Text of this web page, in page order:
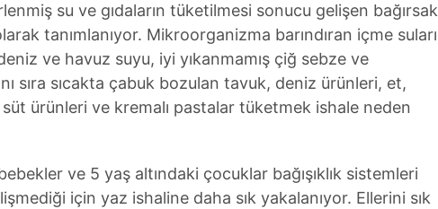
su ve gıdaların tüketilmesi sonucu gelişen bağırsak
tanımlanıyor. Mikroorganizma barındıran içme suları
ve havuz suyu, iyi yıkanmamış çiğ sebze ve
sıra sıcakta çabuk bozulan tavuk, deniz ürünleri, et,
süt ürünleri ve kremalı pastalar tüketmek ishale neden
ve 5 yaş altındaki çocuklar bağışıklık sistemleri
için yaz ishaline daha sık yakalanıyor. Ellerini sık